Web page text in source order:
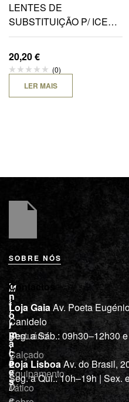
LENTES DE
SUBSTITUIÇÃO P/ ICE
NPF (NARO) – AMARELA
20,20€
(0)
LER MAIS
SOBRE NÓS
M
i
l
í
c
i
a
“
D
L
o
j
a
Vestuário
Calçado
Equipamento
Tático
I
n
f
o
r
m
a
ç
õ
e
s
Contactos
Loja GaiaAv. Poeta
Canidelo
Seg. a Sáb.: 09h30–12h30
Loja LisboaAv. do Brasil,
Seg. a Qui.: 10h–19h | Sex.